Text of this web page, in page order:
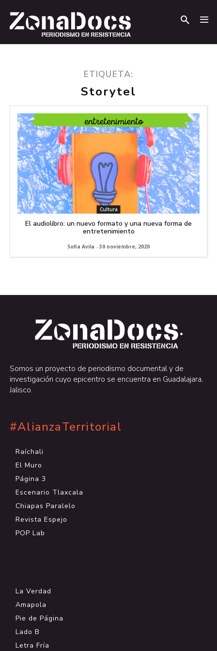
ETIQUETA:
Storytel
Cultura
El audiolibro: un nuevo formato y una nueva forma de
entretenimiento
Sofia Avila -30 noviembre, 2020
.
.
Somos un proyecto de periodismo documental y de
investigación cuyo epicentro se encuentra en Guadalajara,
Jalisco.
#AlianzaTerritorial
Raíchali
El Muro
Página 3
Escenario Tlaxcala
Chiapas Paralelo
Revista Espejo
POP Lab
La Verdad
Amapola
Pie de Página
Lado B
Letra Fría